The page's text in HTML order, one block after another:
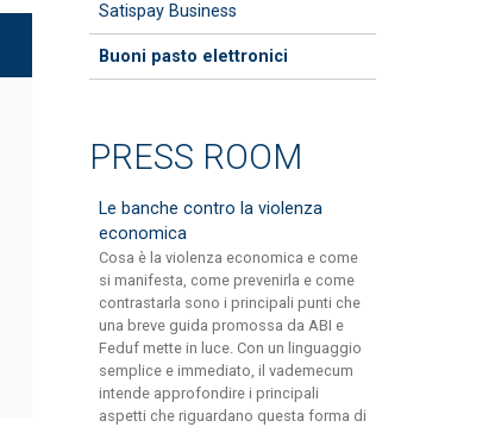
Satispay Business
Buoni pasto elettronici
PRESS ROOM
Le banche contro la violenza
economica
Cosa è la violenza economica e come
si manifesta, come prevenirla e come
contrastarla sono i principali punti che
una breve guida promossa da ABI e
Feduf mette in luce. Con un linguaggio
semplice e immediato, il vademecum
intende approfondire i principali
aspetti che riguardano questa forma di